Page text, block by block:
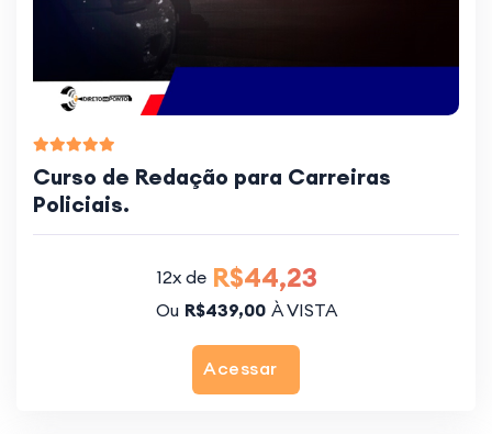
Curso de Redação para Carreiras
Policiais.
12x de R$44,23
Ou R$439,00 À VISTA
Acessar